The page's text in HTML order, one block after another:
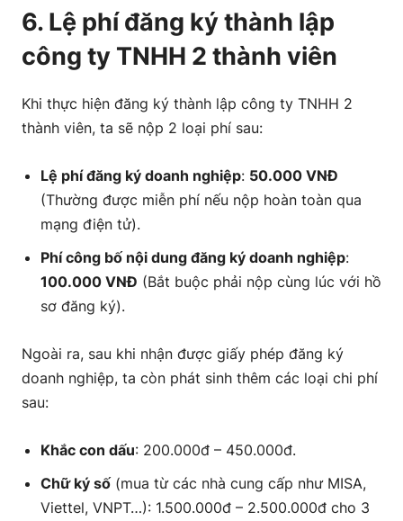
6. Lệ phí đăng ký thành lập
công ty TNHH 2 thành viên
Khi thực hiện đăng ký thành lập công ty TNHH 2
thành viên, ta sẽ nộp 2 loại phí sau:
Lệ phí đăng ký doanh nghiệp: 50.000 VNĐ
(Thường được miễn phí nếu nộp hoàn toàn qua
mạng điện tử).
Phí công bố nội dung đăng ký doanh nghiệp:
100.000 VNĐ (Bắt buộc phải nộp cùng lúc với hồ
sơ đăng ký).
Ngoài ra, sau khi nhận được giấy phép đăng ký
doanh nghiệp, ta còn phát sinh thêm các loại chi phí
sau:
Khắc con dấu: 200.000đ – 450.000đ.
Chữ ký số(mua từ các nhà cung cấp như MISA,
Viettel, VNPT…): 1.500.000đ – 2.500.000đ cho 3